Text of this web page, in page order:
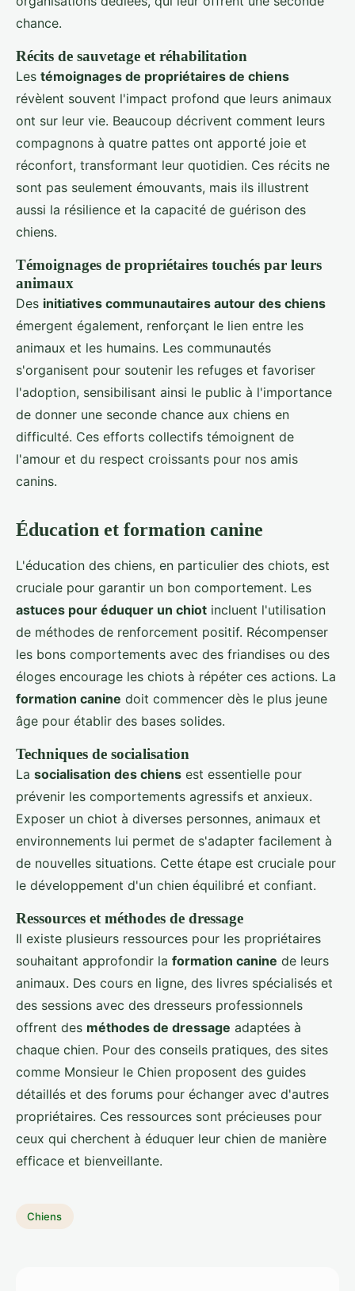
chance.
Récits de sauvetage et réhabilitation
Les témoignages de propriétaires de chiens
révèlent souvent l'impact profond que leurs animaux
ont sur leur vie. Beaucoup décrivent comment leurs
compagnons à quatre pattes ont apporté joie et
réconfort, transformant leur quotidien. Ces récits ne
sont pas seulement émouvants, mais ils illustrent
aussi la résilience et la capacité de guérison des
chiens.
Témoignages de propriétaires touchés par leurs
animaux
Des initiatives communautaires autour des chiens
émergent également, renforçant le lien entre les
animaux et les humains. Les communautés
s'organisent pour soutenir les refuges et favoriser
l'adoption, sensibilisant ainsi le public à l'importance
de donner une seconde chance aux chiens en
difficulté. Ces efforts collectifs témoignent de
l'amour et du respect croissants pour nos amis
canins.
Éducation et formation canine
L'éducation des chiens, en particulier des chiots, est
cruciale pour garantir un bon comportement. Les
astuces pour éduquer un chiot incluent l'utilisation
de méthodes de renforcement positif. Récompenser
les bons comportements avec des friandises ou des
éloges encourage les chiots à répéter ces actions. La
formation canine doit commencer dès le plus jeune
âge pour établir des bases solides.
Techniques de socialisation
La socialisation des chiens est essentielle pour
prévenir les comportements agressifs et anxieux.
Exposer un chiot à diverses personnes, animaux et
environnements lui permet de s'adapter facilement à
de nouvelles situations. Cette étape est cruciale pour
le développement d'un chien équilibré et confiant.
Ressources et méthodes de dressage
Il existe plusieurs ressources pour les propriétaires
souhaitant approfondir la formation canine de leurs
animaux. Des cours en ligne, des livres spécialisés et
des sessions avec des dresseurs professionnels
offrent des méthodes de dressage adaptées à
chaque chien. Pour des conseils pratiques, des sites
comme Monsieur le Chien proposent des guides
détaillés et des forums pour échanger avec d'autres
propriétaires. Ces ressources sont précieuses pour
ceux qui cherchent à éduquer leur chien de manière
efficace et bienveillante.
Chiens